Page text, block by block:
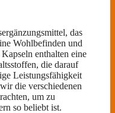
das
Wohlbefinden und
enthalten eine
die darauf
Leistungsfähigkeit
die verschiedenen
um zu
so beliebt ist.